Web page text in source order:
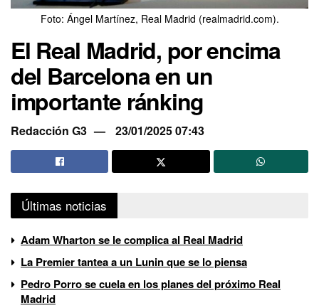
Foto: Ángel Martínez, Real Madrid (realmadrid.com).
El Real Madrid, por encima
del Barcelona en un
importante ránking
Redacción G3 23/01/2025 07:43
Últimas noticias
Adam Wharton se le complica al Real Madrid
La Premier tantea a un Lunin que se lo piensa
Pedro Porro se cuela en los planes del próximo Real
Madrid